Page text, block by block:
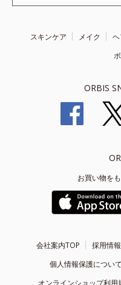
スキンケア メイク
ORBIS
お買い物を
会社案内TOP 採用情報
個人情報保護について
オンラインショップ利用